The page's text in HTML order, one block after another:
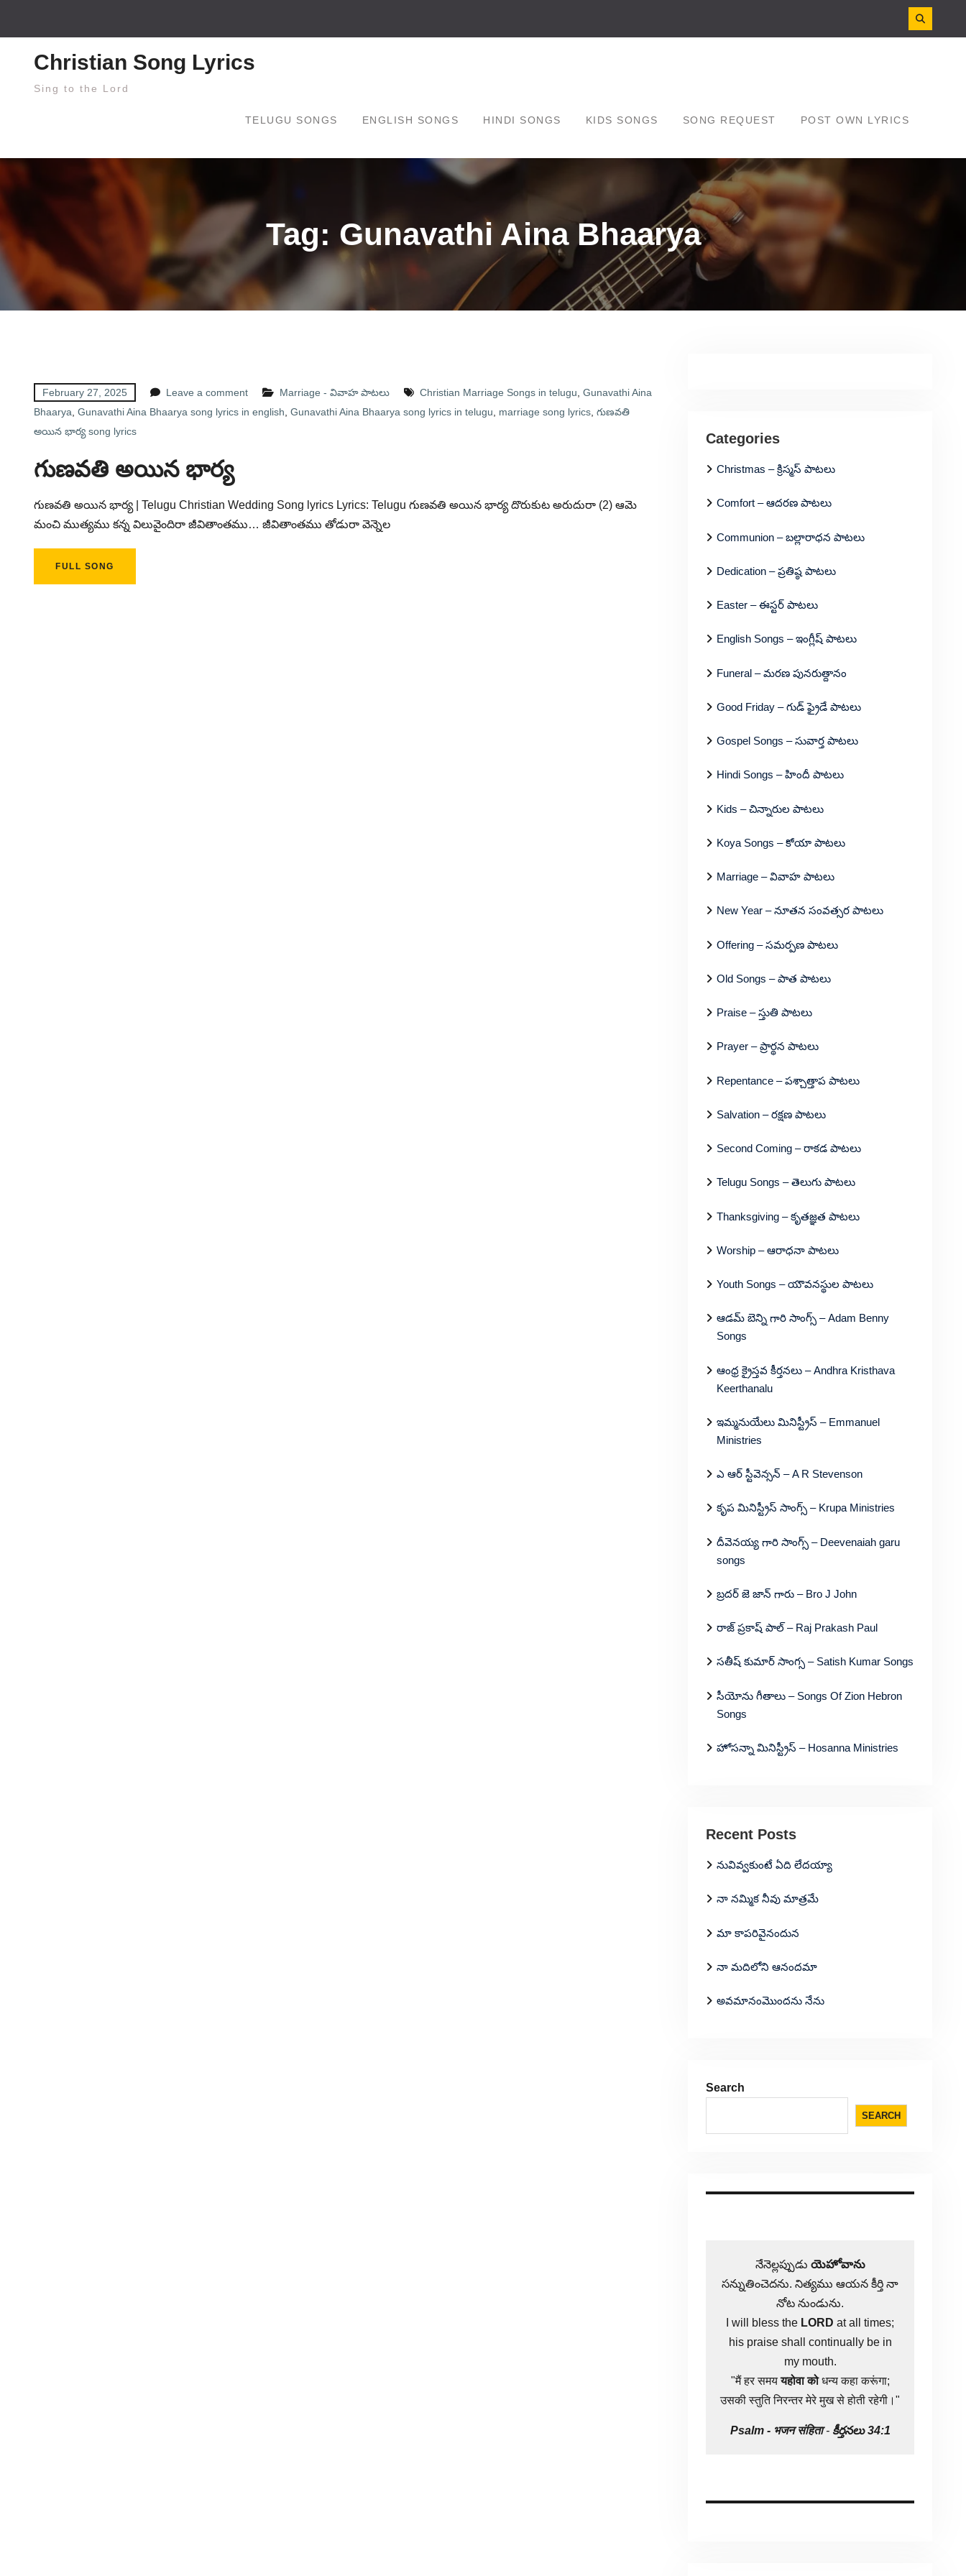
Christian Song Lyrics
Sing to the Lord
TELUGU SONGS ENGLISH SONGS HINDI SONGS KIDS SONGS SONG REQUEST POST OWN LYRICS
Tag: Gunavathi Aina Bhaarya
February 27, 2025 Leave a comment Marriage - వివాహ పాటలు Christian Marriage Songs in telugu Gunavathi Aina
Bhaarya Gunavathi Aina Bhaarya song lyrics in english Gunavathi Aina Bhaarya song lyrics in telugu marriage song lyrics గుణవతి
అయిన భార్య song lyrics
గుణవతి అయిన భార్య
గుణవతి అయిన భార్య | Telugu Christian Wedding Song lyrics Lyrics: Telugu గుణవతి అయిన భార్య దొరుకుట అరుదురా (2) ఆమె
మంచి ముత్యము కన్న విలువైందిరా జీవితాంతము… జీవితాంతము తోడురా వెన్నెల
FULL SONG
Categories
Christmas – క్రిస్మస్ పాటలు
Comfort – ఆదరణ పాటలు
Communion – బల్లారాధన పాటలు
Dedication – ప్రతిష్ఠ పాటలు
Easter – ఈస్టర్ పాటలు
English Songs – ఇంగ్లీష్ పాటలు
Funeral – మరణ పునరుత్దానం
Good Friday – గుడ్ ఫ్రైడే పాటలు
Gospel Songs – సువార్త పాటలు
Hindi Songs – హిందీ పాటలు
Kids – చిన్నారుల పాటలు
Koya Songs – కోయా పాటలు
Marriage – వివాహ పాటలు
New Year – నూతన సంవత్సర పాటలు
Offering – సమర్పణ పాటలు
Old Songs – పాత పాటలు
Praise – స్తుతి పాటలు
Prayer – ప్రార్థన పాటలు
Repentance – పశ్చాత్తాప పాటలు
Salvation – రక్షణ పాటలు
Second Coming – రాకడ పాటలు
Telugu Songs – తెలుగు పాటలు
Thanksgiving – కృతజ్ఞత పాటలు
Worship – ఆరాధనా పాటలు
Youth Songs – యౌవనస్థుల పాటలు
ఆడమ్ బెన్ని గారి సాంగ్స్ – Adam Benny
Songs
ఆంధ్ర క్రైస్తవ కీర్తనలు – Andhra Kristhava
Keerthanalu
ఇమ్మనుయేలు మినిస్ట్రీస్ – Emmanuel
Ministries
ఎ ఆర్ స్టీవెన్సన్ – A R Stevenson
కృప మినిస్ట్రీస్ సాంగ్స్ – Krupa Ministries
దీవెనయ్య గారి సాంగ్స్ – Deevenaiah garu
songs
బ్రదర్ జె జాన్ గారు – Bro J John
రాజ్ ప్రకాష్ పాల్ – Raj Prakash Paul
సతీష్ కుమార్ సాంగ్స – Satish Kumar Songs
సీయోను గీతాలు – Songs Of Zion Hebron
Songs
హోసన్నా మినిస్ట్రీస్ – Hosanna Ministries
Recent Posts
నువివ్వకుంటే ఏది లేదయ్యా
నా నమ్మిక నీవు మాత్రమే
మా కాపరివైనందున
నా మదిలోని ఆనందమా
అవమానంమొందను నేను
Search
SEARCH
నేనెల్లప్పుడు యెహోవాను
సన్నుతించెదను. నిత్యము ఆయన కీర్తి నా
నోట నుండును.
I will bless the LORD at all times;
his praise shall continually be in
my mouth.
"मैं हर समययहोवा कोधन्य कहा करूंगा;
उसकी स्तुति निरन्तर मेरे मुख से होती रहेगी।"
Psalm - भजन संहिता- కీర్తనలు 34:1